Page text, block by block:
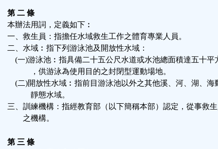
第 二 條
本辦法用詞，定義如下︰
一、救生員：指擔任水域救生工作之體育專業人員。
二、水域︰指下列游泳池及開放性水域：
(一)游泳池︰指具備二十五公尺水道或水池總面積達五十平
，供游泳為使用目的之封閉型運動場地。
(二)開放性水域︰指前目游泳池以外之其他溪、河、湖、海
靜態水域。
三、訓練機構：指經教育部（以下簡稱本部）認定，從事救
之機構。
第 三 條